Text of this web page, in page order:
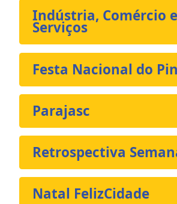
Indústria, Comércio e
Serviços
Festa Nacional do
Parajasc
Retrospectiva
Natal FelizCidade